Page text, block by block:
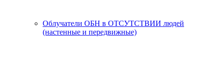
Облучатели ОБН в ОТСУТСТВИИ людей
(настенные и передвижные)